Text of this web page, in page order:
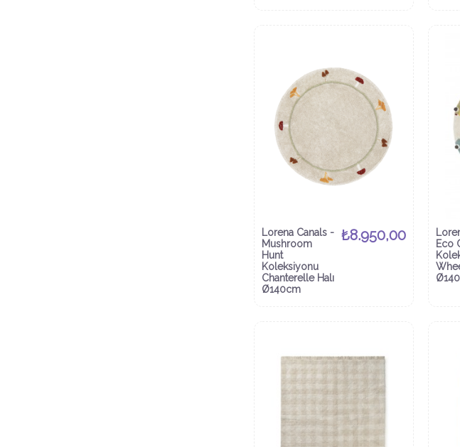
Lorena Canals -
Mushroom
Hunt
Koleksiyonu
Chanterelle Halı
Ø140cm
₺8.950,00
Eco